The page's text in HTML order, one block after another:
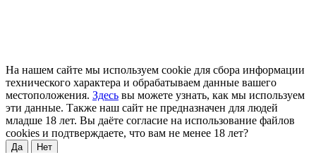
На нашем сайте мы используем cookie для сбора информации
технического характера и обрабатываем данные вашего
местоположения. Здесь вы можете узнать, как мы используем
эти данные. Также наш сайт не предназначен для людей
младше 18 лет. Вы даёте согласие на использование файлов
cookies и подтверждаете, что вам не менее 18 лет?
Да Нет